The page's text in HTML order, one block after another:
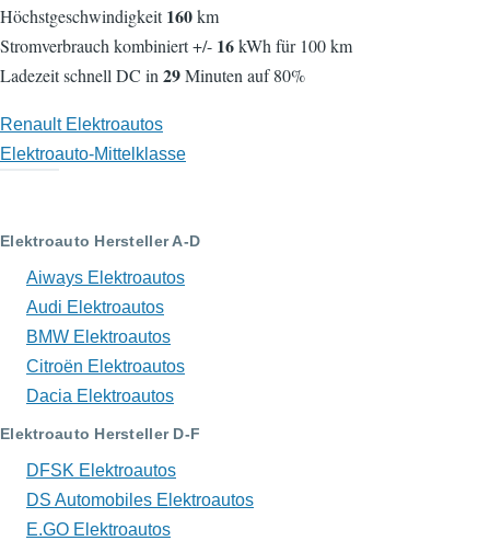
Höchstgeschwindigkeit160km
Stromverbrauch kombiniert +/- 16kWh für 100 km
Ladezeit schnell DC in 29Minuten auf 80%
Renault Elektroautos
Elektroauto-Mittelklasse
Elektroauto Hersteller A-D
Aiways Elektroautos
Audi Elektroautos
BMW Elektroautos
Citroën Elektroautos
Dacia Elektroautos
Elektroauto Hersteller D-F
DFSK Elektroautos
DS Automobiles Elektroautos
E.GO Elektroautos